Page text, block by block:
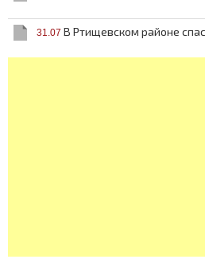
31.07 В Ртищевском районе